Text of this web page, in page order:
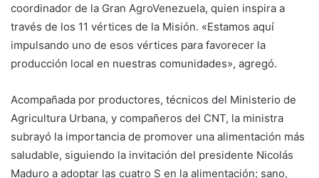
coordinador de la Gran AgroVenezuela, quien inspira a
través de los 11 vértices de la Misión. «Estamos aquí
impulsando uno de esos vértices para favorecer la
producción local en nuestras comunidades», agregó.
Acompañada por productores, técnicos del Ministerio de
Agricultura Urbana, y compañeros del CNT, la ministra
subrayó la importancia de promover una alimentación más
saludable, siguiendo la invitación del presidente Nicolás
Maduro a adoptar las cuatro S en la alimentación; sano,